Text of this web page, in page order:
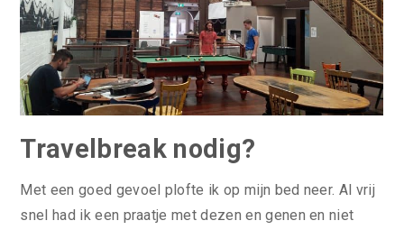
Travelbreak nodig?
Met een goed gevoel plofte ik op mijn bed neer. Al vrij
snel had ik een praatje met dezen en genen en niet